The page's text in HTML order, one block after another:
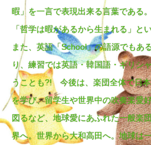
暇」を一言で表現出来る言葉である
「哲学は暇があるから生まれる」と
また、英語「School」の語源でもあ
り、練習では英語・韓国語・ギリシ
うことも?! 今後は、楽団全体で日
を学び、留学生や世界中の吹奏楽愛
図るなど、地球愛にあふれた一般楽
界へ。世界から大和高田へ。地球は